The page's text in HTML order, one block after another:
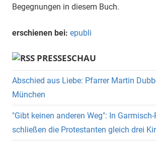
Begegnungen in diesem Buch.
erschienen bei: epubli
PRESSESCHAU
Abschied aus Liebe: Pfarrer Martin
München
"Gibt keinen anderen Weg": In
schließen die Protestanten gleich drei